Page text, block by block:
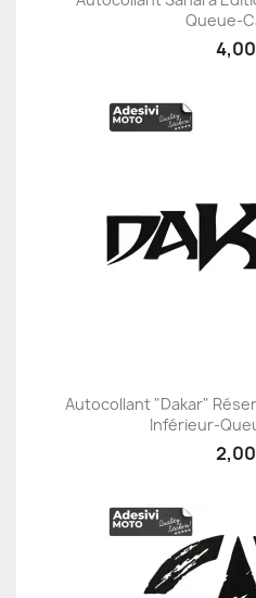
Queue-
Autocollant "Dakar"
Inférieur-